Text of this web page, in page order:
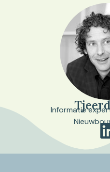
Informatie